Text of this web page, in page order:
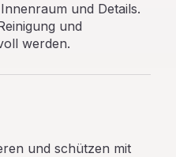
und Details.
und
werden.
und schützen mit